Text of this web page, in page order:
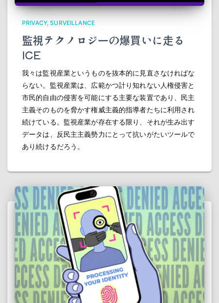
PRIVACY SURVEILLANCE
監視テクノロジーの爆買いに走る
ICE
我々は監視産業というものを抜本的に見直さなければな
らない。監視産業は、広範かつ計り知れない人権侵害と
市民的自由の侵害を可能にする主要な装置であり、民主
主義そのものを脅かす権威主義的指導者たちに利用され
続けている。監視産業が存在する限り、それが生み出す
データは、反民主主義勢力にとって抗いがたいツールで
あり続けるだろう。